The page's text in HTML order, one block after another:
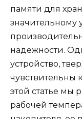
памяти для
значительному
надежности.
устройство,
чувствительны
этой статье мы
рабочей